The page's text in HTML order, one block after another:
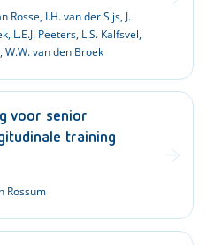
Rosse, I.H. van der Sijs, J.
, L.E.J. Peeters, L.S. Kalfsvel,
,W.W. van den Broek
voor senior
training
Rossum